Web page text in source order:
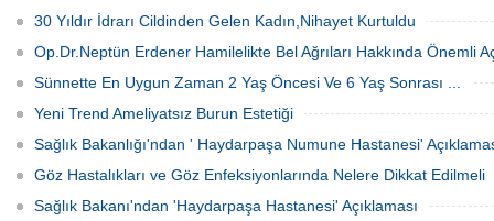
30 Yıldır İdrarı Cildinden Gelen Kadın,Nihayet Kurtuldu
Op.Dr.Neptün Erdener Hamilelikte Bel Ağrıları Hakkında Önemli
Sünnette En Uygun Zaman 2 Yaş Öncesi Ve 6 Yaş Sonrası ...
Yeni Trend Ameliyatsız Burun Estetiği
Sağlık Bakanlığı'ndan ' Haydarpaşa Numune Hastanesi'
Göz Hastalıkları ve Göz Enfeksiyonlarında Nelere Dikkat Edilmeli
Sağlık Bakanı'ndan 'Haydarpaşa Hastanesi' Açıklaması